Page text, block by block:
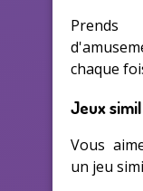
chaque
Jeux
Vous
un jeu